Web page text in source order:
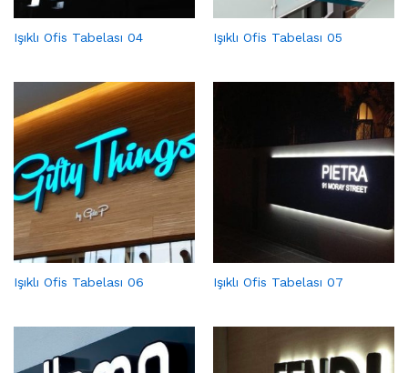
Işıklı Ofis Tabelası 04 Işıklı Ofis Tabelası 05
Işıklı Ofis Tabelası 06 Işıklı Ofis Tabelası 07